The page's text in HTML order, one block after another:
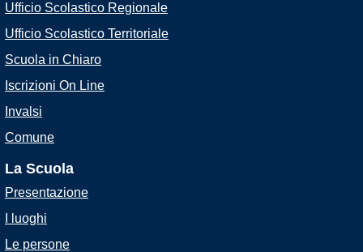
Ufficio Scolastico Regionale
Ufficio Scolastico Territoriale
Scuola in Chiaro
Iscrizioni On Line
Invalsi
Comune
La Scuola
Presentazione
I luoghi
Le persone